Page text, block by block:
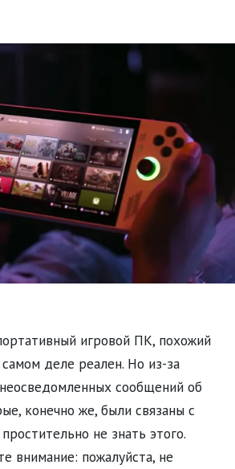
игровой ПК, похожий
деле реален. Но из-за
сообщений об
конечно же, были связаны с
не знать этого.
внимание: пожалуйста, не